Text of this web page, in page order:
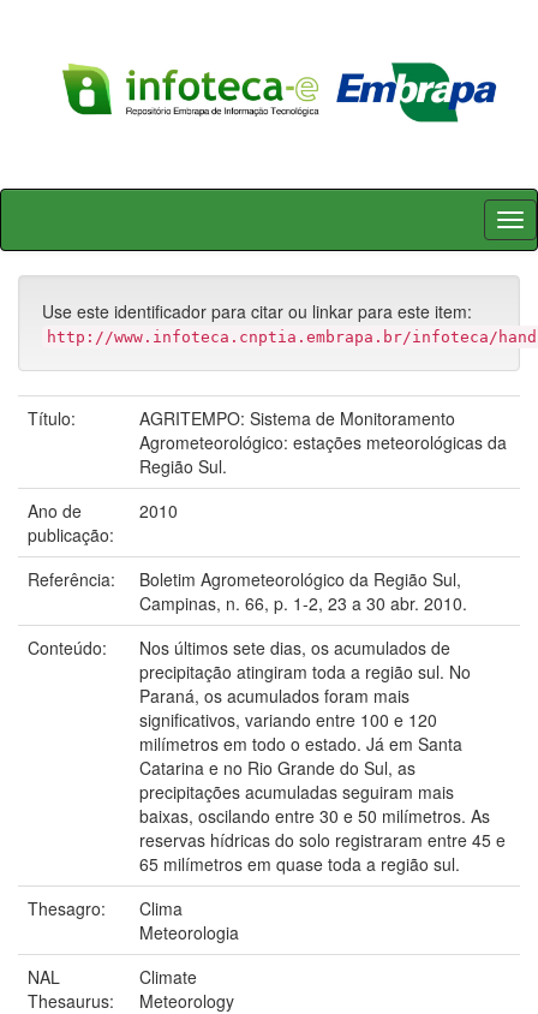
Skip
Use este identificador para citar ou linkar para este item:
http://www.infoteca.cnptia.embrapa.br/infoteca/
Título:
AGRITEMPO: Sistema de Monitoramento
Agrometeorológico: estações meteorológicas da
Região Sul.
Ano de
publicação:
2010
Referência:
Boletim Agrometeorológico da Região Sul,
Campinas, n. 66, p. 1-2, 23 a 30 abr. 2010.
Conteúdo:
Nos últimos sete dias, os acumulados de
precipitação atingiram toda a região sul. No
Paraná, os acumulados foram mais
significativos, variando entre 100 e 120
milímetros em todo o estado. Já em Santa
Catarina e no Rio Grande do Sul, as
precipitações acumuladas seguiram mais
baixas, oscilando entre 30 e 50 milímetros. As
reservas hídricas do solo registraram entre 45 e
65 milímetros em quase toda a região sul.
Thesagro:
Clima
Meteorologia
NAL
Thesaurus:
Climate
Meteorology